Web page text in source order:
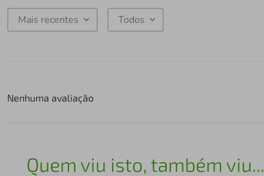
Mais recentes Todos
Nenhuma avaliação
Quem viu isto, também viu...